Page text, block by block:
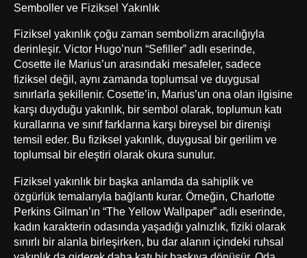
Semboller ve Fiziksel Yakınlık
Fiziksel yakınlık çoğu zaman sembolizm aracılığıyla
derinleşir. Victor Hugo’nun “Sefiller” adlı eserinde,
Cosette ile Marius’un arasındaki mesafeler, sadece
fiziksel değil, aynı zamanda toplumsal ve duygusal
sınırlarla şekillenir. Cosette’in, Marius’un ona olan ilgisine
karşı duyduğu yakınlık, bir sembol olarak, toplumun katı
kurallarına ve sınıf farklarına karşı bireysel bir direnişi
temsil eder. Bu fiziksel yakınlık, duygusal bir gerilim ve
toplumsal bir eleştiri olarak okura sunulur.
Fiziksel yakınlık bir başka anlamda da sahiplik ve
özgürlük temalarıyla bağlantı kurar. Örneğin, Charlotte
Perkins Gilman’ın “The Yellow Wallpaper” adlı eserinde,
kadın karakterin odasında yaşadığı yalnızlık, fiziki olarak
sınırlı bir alanla birleşirken, bu dar alanın içindeki ruhsal